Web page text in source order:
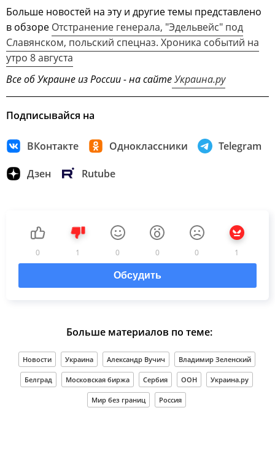
Больше новостей на эту и другие темы представлено
в обзоре Отстранение генерала, "Эдельвейс" под
Славянском, польский спецназ. Хроника событий на
утро 8 августа
Все об Украине из России - на сайтеУкраина.ру
Подписывайся на
ВКонтакте Одноклассники Telegram
Дзен Rutube
0 1 0 0 0 1
Обсудить
Больше материалов по теме:
Новости Украина Александр Вучич Владимир Зеленский
Белград Московская биржа Сербия ООН Украина.ру
Мир без границ Россия